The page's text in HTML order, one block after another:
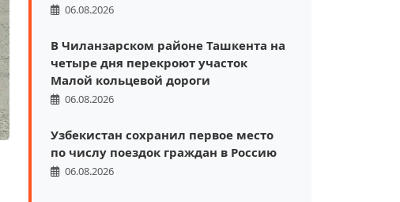
06.08.2026
В Чиланзарском районе Ташкента на
четыре дня перекроют участок
Малой кольцевой дороги
06.08.2026
Узбекистан сохранил первое место
по числу поездок граждан в Россию
06.08.2026